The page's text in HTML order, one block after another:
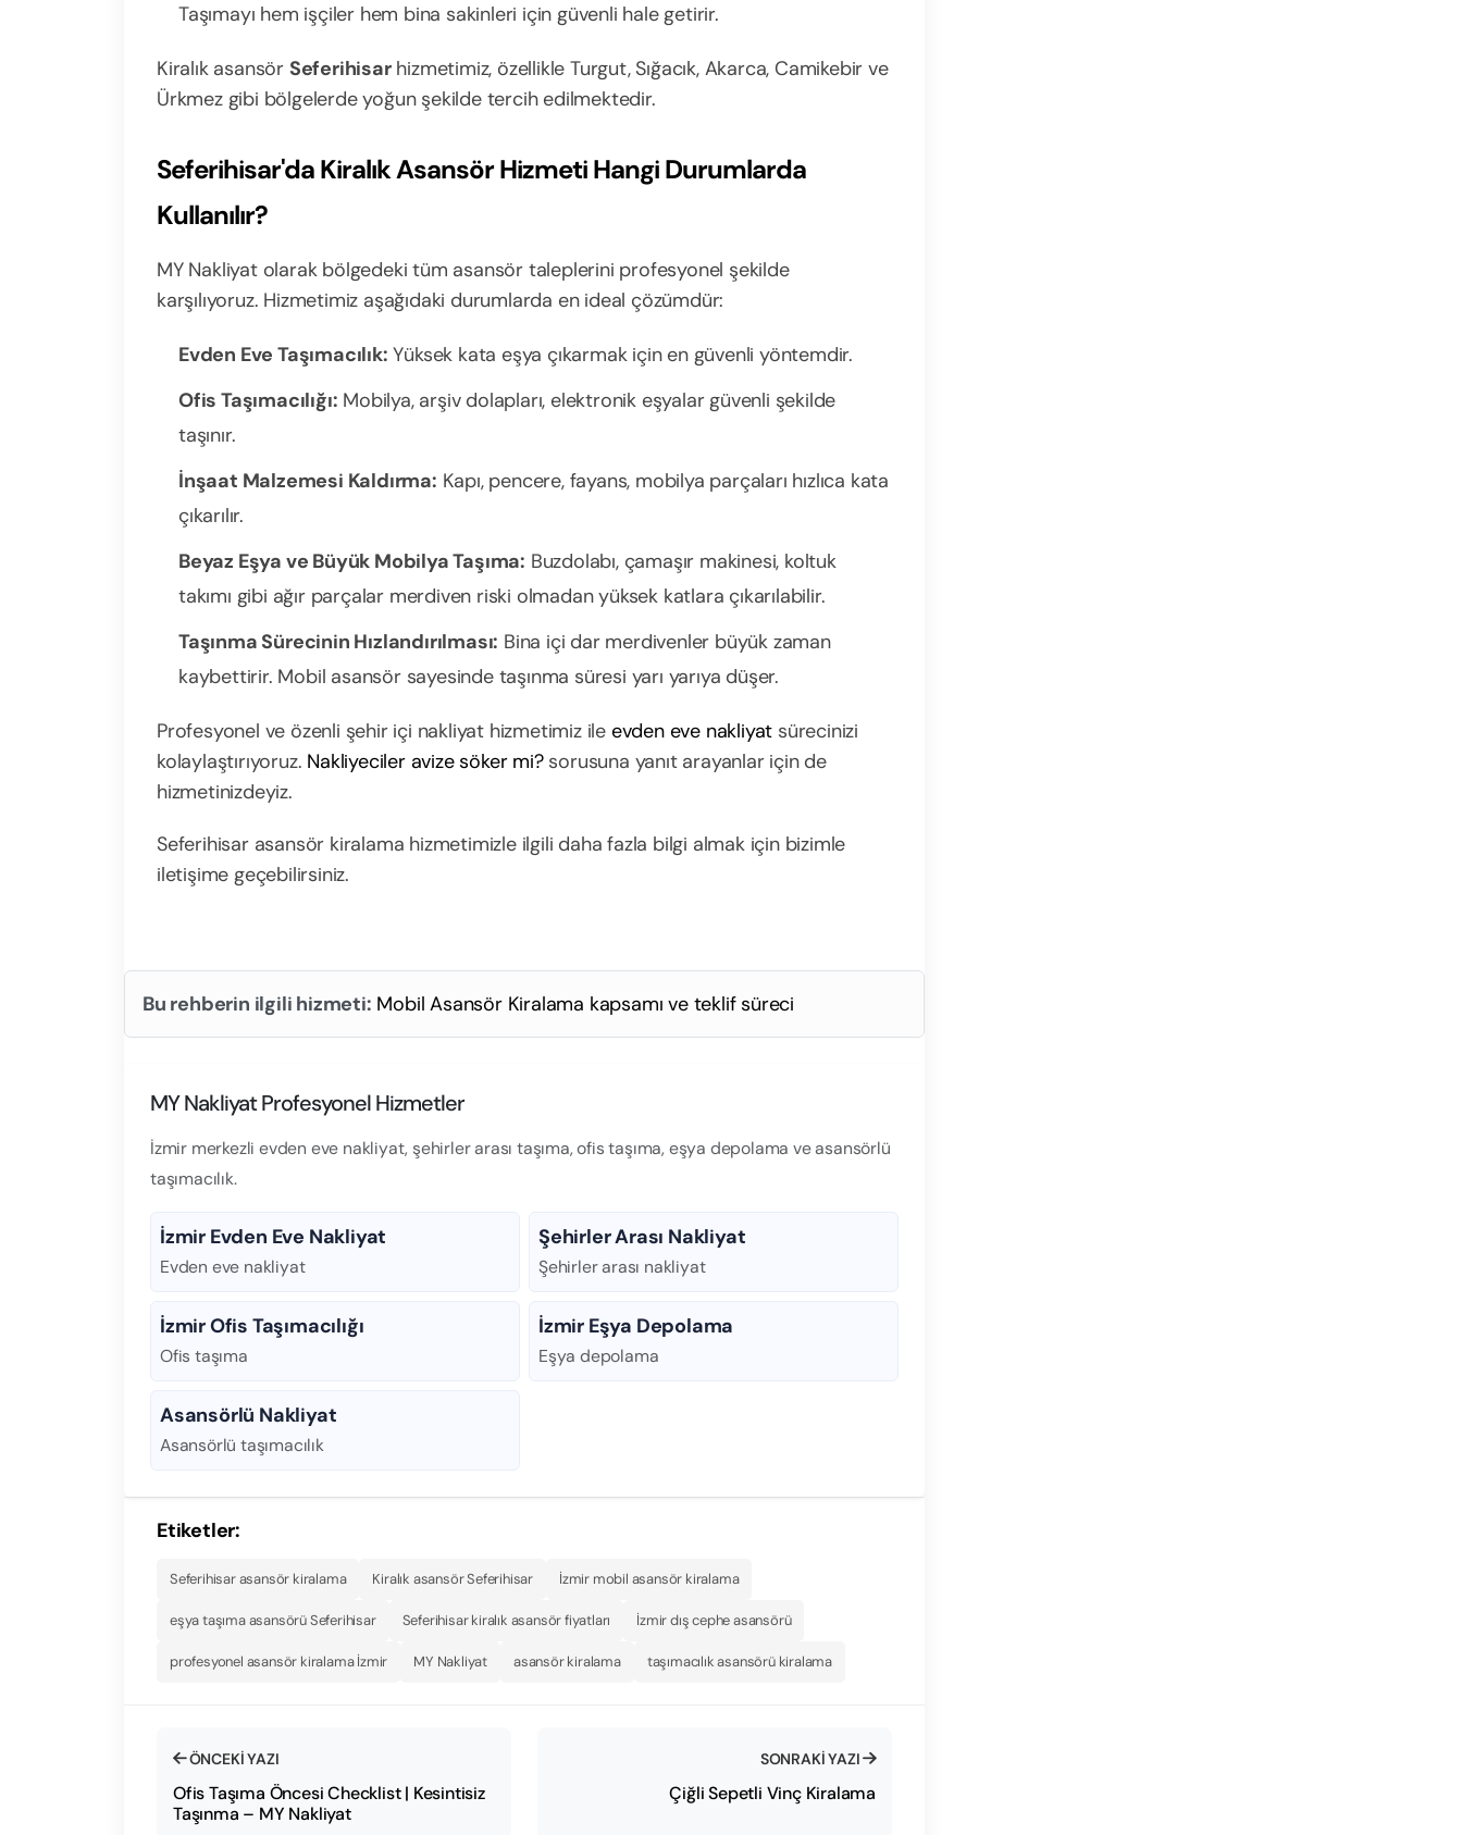
Taşımayı hem işçiler hem bina sakinleri için güvenli hale getirir.
Kiralık asansör Seferihisarhizmetimiz, özellikle Turgut, Sığacık, Akarca, Camikebir ve
Ürkmez gibi bölgelerde yoğun şekilde tercih edilmektedir.
Seferihisar'da Kiralık Asansör Hizmeti Hangi Durumlarda
Kullanılır?
MY Nakliyat olarak bölgedeki tüm asansör taleplerini profesyonel şekilde
karşılıyoruz. Hizmetimiz aşağıdaki durumlarda en ideal çözümdür:
Evden Eve Taşımacılık: Yüksek kata eşya çıkarmak için en güvenli yöntemdir.
Ofis Taşımacılığı: Mobilya, arşiv dolapları, elektronik eşyalar güvenli şekilde
taşınır.
İnşaat Malzemesi Kaldırma: Kapı, pencere, fayans, mobilya parçaları hızlıca kata
çıkarılır.
Beyaz Eşya ve Büyük Mobilya Taşıma: Buzdolabı, çamaşır makinesi, koltuk
takımı gibi ağır parçalar merdiven riski olmadan yüksek katlara çıkarılabilir.
Taşınma Sürecinin Hızlandırılması: Bina içi dar merdivenler büyük zaman
kaybettirir. Mobil asansör sayesinde taşınma süresi yarı yarıya düşer.
Profesyonel ve özenli şehir içi nakliyat hizmetimiz ile evden eve nakliyat sürecinizi
kolaylaştırıyoruz. Nakliyeciler avize söker mi?sorusuna yanıt arayanlar için de
hizmetinizdeyiz.
Seferihisar asansör kiralama hizmetimizle ilgili daha fazla bilgi almak için bizimle
iletişime geçebilirsiniz.
Bu rehberin ilgili hizmeti: Mobil Asansör Kiralama kapsamı ve teklif süreci
MY Nakliyat Profesyonel Hizmetler
İzmir merkezli evden eve nakliyat, şehirler arası taşıma, ofis taşıma, eşya depolama ve asansörlü
taşımacılık.
İzmir Evden Eve Nakliyat
Evden eve nakliyat
Şehirler Arası Nakliyat
Şehirler arası nakliyat
İzmir Ofis Taşımacılığı
Ofis taşıma
İzmir Eşya Depolama
Eşya depolama
Asansörlü Nakliyat
Asansörlü taşımacılık
Etiketler:
Seferihisar asansör kiralama Kiralık asansör Seferihisar İzmir mobil asansör kiralama
eşya taşıma asansörü Seferihisar Seferihisar kiralık asansör fiyatları İzmir dış cephe asansörü
profesyonel asansör kiralama İzmir MY Nakliyat asansör kiralama taşımacılık asansörü kiralama
ÖNCEKI YAZI
Ofis Taşıma Öncesi Checklist | Kesintisiz
Taşınma – MY Nakliyat
SONRAKI YAZI
Çiğli Sepetli Vinç Kiralama